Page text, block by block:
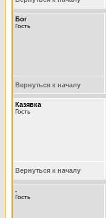
Бог
Гость
Вернуться к началу
Казявка
Гость
Вернуться к началу
.
Гость